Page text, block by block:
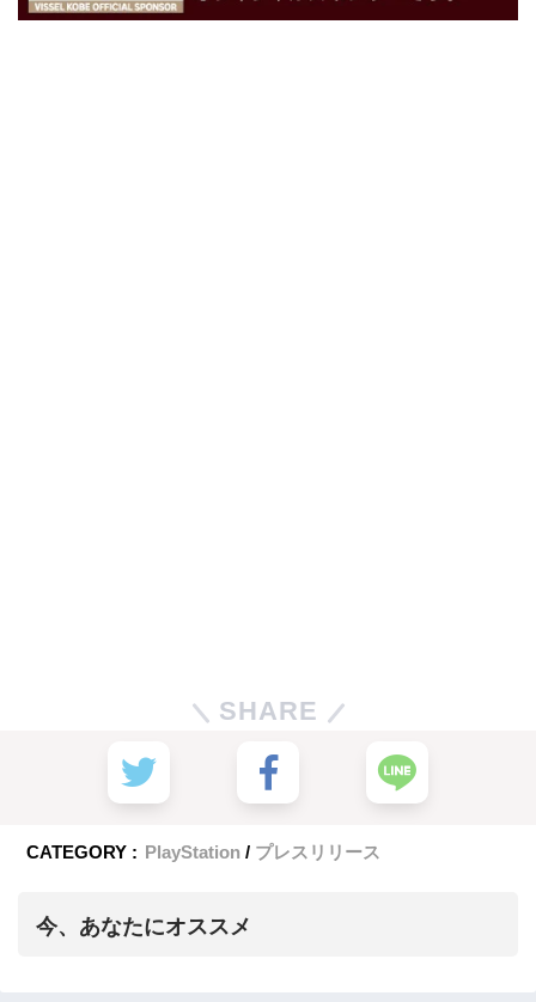
SHARE
CATEGORY : PlayStation プレスリリース
今、あなたにオススメ